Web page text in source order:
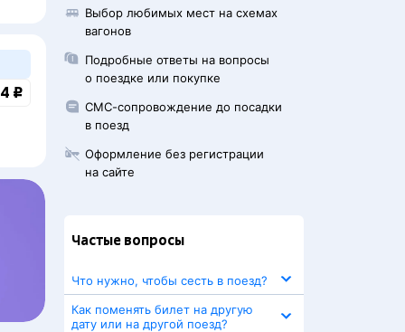
₽
Выбор любимых мест на схемах
вагонов
Подробные ответы на вопросы
о поездке или покупке
СМС-сопровождение до посадки
в поезд
Оформление без регистрации
на сайте
Частые вопросы
Что нужно, чтобы сесть в поезд?
Как поменять билет на другую
дату или на другой поезд?